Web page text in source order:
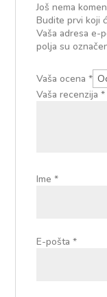
Još nema
Budite prvi koji
Vaša adresa e-
polja su
Vaša ocena*
Vaša recenzija*
Ime*
E-pošta*